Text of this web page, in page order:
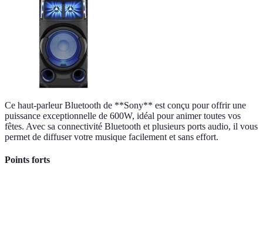
Ce haut-parleur Bluetooth de **Sony** est conçu pour offrir une
puissance exceptionnelle de 600W, idéal pour animer toutes vos
fêtes. Avec sa connectivité Bluetooth et plusieurs ports audio, il vous
permet de diffuser votre musique facilement et sans effort.
Points forts